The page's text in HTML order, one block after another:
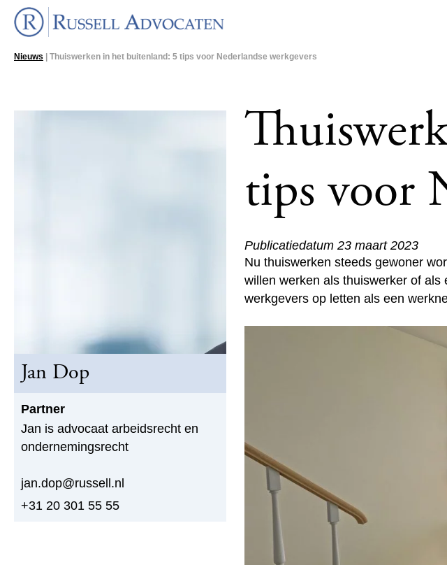
Nieuws | Thuiswerken in het buitenland: 5 tips voor Nederlandse werkgevers
Jan Dop
Partner
Jan is advocaat arbeidsrecht en
ondernemingsrecht
jan.dop@russell.nl
+31 20 301 55 55
tips voor
Publicatiedatum 23 maart 2023
Nu thuiswerken steeds gewoner
willen werken als thuiswerker of
werkgevers op letten als een